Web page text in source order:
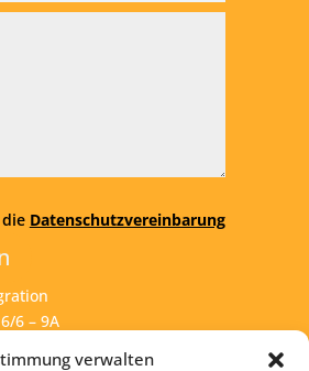
verwalten
Datenschutzvereinbarung
6 – 9A